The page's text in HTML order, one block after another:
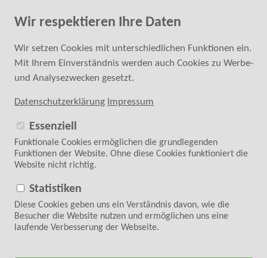
Fachkundige Hilfe bei der Kaufentscheidung
0 24 52 - 6 87 40 20
SUCHE
Zurück zur Übersicht < 11/28
Startseite>Zubehör>Nähmaschinen-Zubehör>Brother Zubehör
Wir respektieren Ihre Daten
Wir setzen Cookies mit unterschiedlichen Funktionen ein.
Mit Ihrem Einverständnis werden auch Cookies zu Werbe-
und Analysezwecken gesetzt.
Datenschutzerklärung Impressum
Essenziell
Funktionale Cookies ermöglichen die grundlegenden
Funktionen der Website. Ohne diese Cookies funktioniert die
Website nicht richtig.
Statistiken
Diese Cookies geben uns ein Verständnis davon, wie die
Besucher die Website nutzen und ermöglichen uns eine
laufende Verbesserung der Webseite.